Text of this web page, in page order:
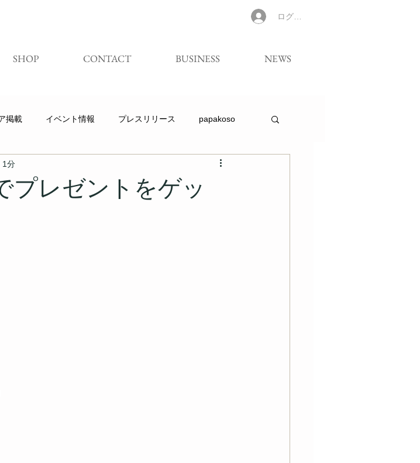
ログイン
SHOP CONTACT BUSINESS NEWS
掲載 イベント情報 プレスリリース papakoso
会
プレゼントをゲッ
1分